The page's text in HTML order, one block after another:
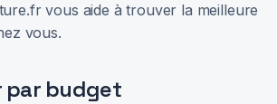
vous aide à trouver la meilleure
vous.
par budget